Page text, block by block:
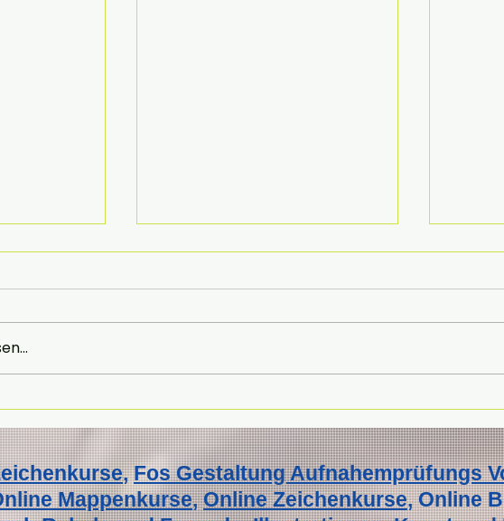
–
Mappe
Garantierter Erfolg mit
Mappenkursen – Deine
erfolgsgarantierten
Kunstkurse
,Fos Gestaltung Aufnahemprüfungs
Mappenkurse,Online Zeichenkurse, Online